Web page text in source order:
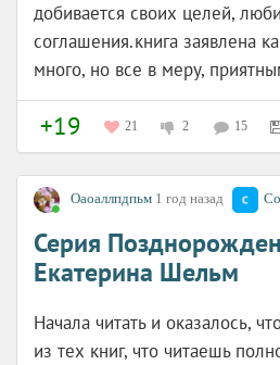
добивается своих целей,
соглашения.книга заявлена
много, но все в меру,
+19 21 2 15
Оаоаллпдпьм 1 год назад
Серия
Екатерина Шельм
Начала читать и оказалось,
из тех книг, что читаешь